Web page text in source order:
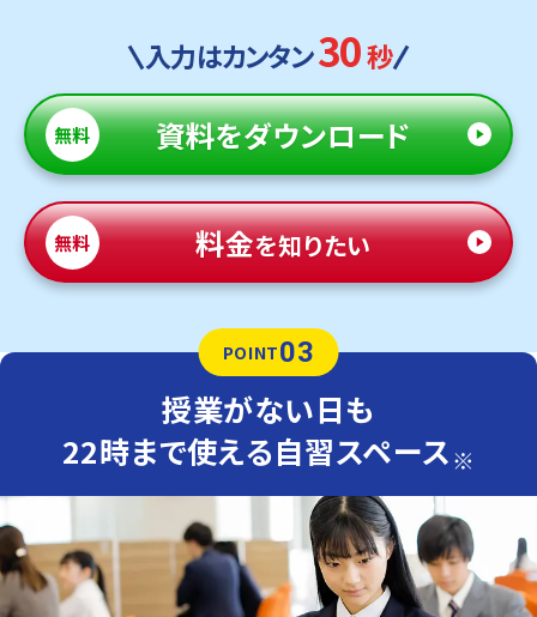
入力はカンタン30秒
無料 資料をダウンロード
無料 料金を知りたい
POINT03
授業がない日も
22時まで使える自習スペース※